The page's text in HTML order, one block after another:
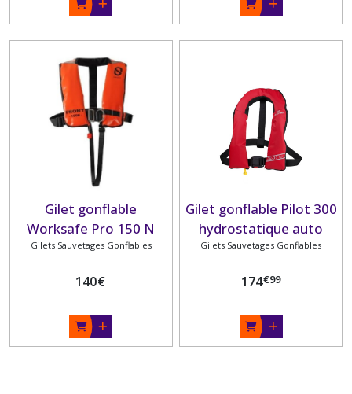
Gilet gonflable
Worksafe Pro 150 N
Gilets Sauvetages Gonflables
140€
Gilet gonflable Pilot 300
hydrostatique auto
Hammar rouge avec
Gilets Sauvetages Gonflables
174€99